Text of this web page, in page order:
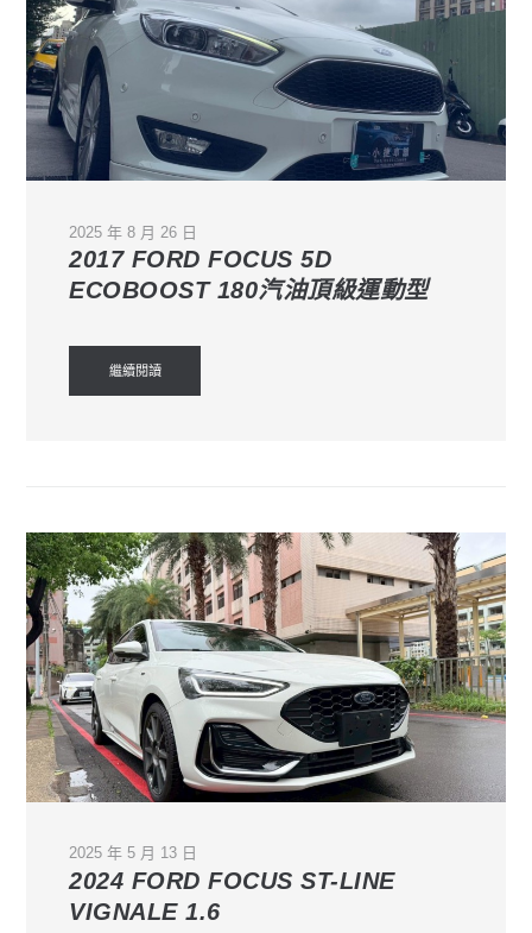
2025 年 8 月 26 日
2017 FORD FOCUS 5D
ECOBOOST 180汽油頂級運動型
繼續閱讀
2025 年 5 月 13 日
2024 FORD FOCUS ST-LINE
VIGNALE 1.6